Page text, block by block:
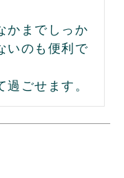
かまでしっか
いのも便利で
ごせます。